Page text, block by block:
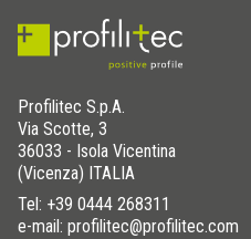
Profilitec S.p.A.
Via Scotte, 3
36033 - Isola Vicentina
(Vicenza) ITALIA
Tel: +39 0444 268311
e-mail: profilitec@profilitec.com